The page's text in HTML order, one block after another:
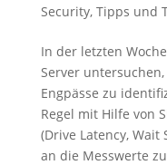
Security, Tipps und
In der letzten
Server
Engpässe zu
Regel mit Hilfe von
(Drive Latency, Wait
an die Messwerte